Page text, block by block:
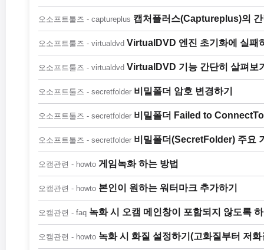
오소프트툴즈 - captureplus 캡처플러스(Captureplus)의
오소프트툴즈 - virtualdvd VirtualDVD 엔진 초기화에 실패
오소프트툴즈 - virtualdvd VirtualDVD 기능 간단히 살펴보
오소프트툴즈 - secretfolder 비밀폴더 암호 변경하기
오소프트툴즈 - secretfolder 비밀폴더 Failed to
오소프트툴즈 - secretfolder 비밀폴더(SecretFolder) 주요
오캠관련 - howto 게임녹화 하는 방법
오캠관련 - howto 본인이 원하는 워터마크 추가하기
오캠관련 - faq 녹화 시 오캠 메인창이 포함되지 않도록
오캠관련 - howto 녹화 시 화질 설정하기(고화질부터 저화